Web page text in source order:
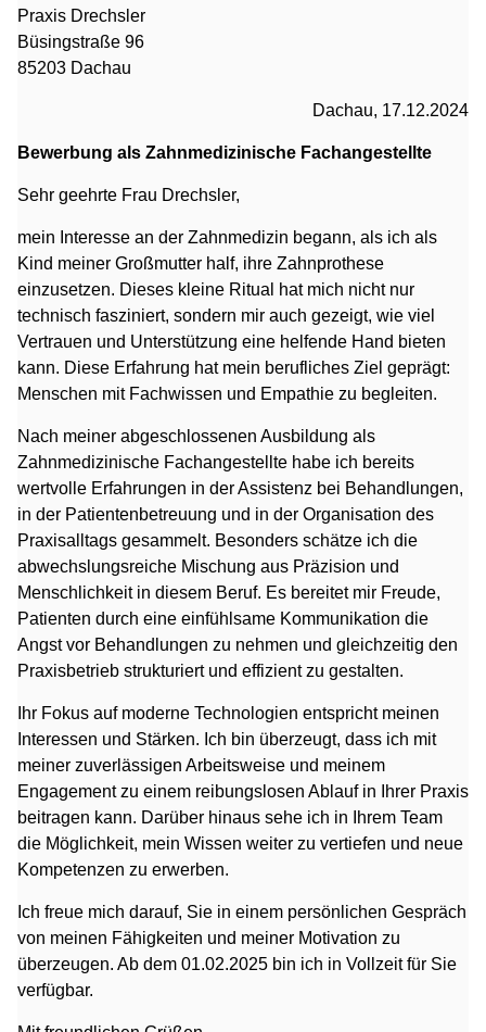
Praxis Drechsler
Büsingstraße 96
85203 Dachau
Dachau, 17.12.2024
Bewerbung als Zahnmedizinische Fachangestellte
Sehr geehrte Frau Drechsler,
mein Interesse an der Zahnmedizin begann, als ich als
Kind meiner Großmutter half, ihre Zahnprothese
einzusetzen. Dieses kleine Ritual hat mich nicht nur
technisch fasziniert, sondern mir auch gezeigt, wie viel
Vertrauen und Unterstützung eine helfende Hand bieten
kann. Diese Erfahrung hat mein berufliches Ziel geprägt:
Menschen mit Fachwissen und Empathie zu begleiten.
Nach meiner abgeschlossenen Ausbildung als
Zahnmedizinische Fachangestellte habe ich bereits
wertvolle Erfahrungen in der Assistenz bei Behandlungen,
in der Patientenbetreuung und in der Organisation des
Praxisalltags gesammelt. Besonders schätze ich die
abwechslungsreiche Mischung aus Präzision und
Menschlichkeit in diesem Beruf. Es bereitet mir Freude,
Patienten durch eine einfühlsame Kommunikation die
Angst vor Behandlungen zu nehmen und gleichzeitig den
Praxisbetrieb strukturiert und effizient zu gestalten.
Ihr Fokus auf moderne Technologien entspricht meinen
Interessen und Stärken. Ich bin überzeugt, dass ich mit
meiner zuverlässigen Arbeitsweise und meinem
Engagement zu einem reibungslosen Ablauf in Ihrer Praxis
beitragen kann. Darüber hinaus sehe ich in Ihrem Team
die Möglichkeit, mein Wissen weiter zu vertiefen und neue
Kompetenzen zu erwerben.
Ich freue mich darauf, Sie in einem persönlichen Gespräch
von meinen Fähigkeiten und meiner Motivation zu
überzeugen. Ab dem 01.02.2025 bin ich in Vollzeit für Sie
verfügbar.